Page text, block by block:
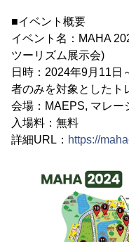
■イベント概要
イベント名：MAHA
ツーリズム展示会)
日時：2024年9月11日
者のみを対象としたト
会場：MAEPS, マレー
入場料：無料
詳細URL： https://